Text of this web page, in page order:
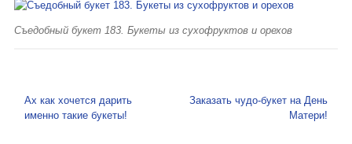
Съедобный букет 183. Букеты из сухофруктов и орехов
Навигация по записям
Ах как хочется дарить
именно такие букеты!
Заказать чудо-букет на День
Матери!